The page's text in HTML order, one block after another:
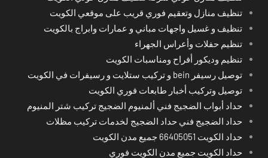
تنظيف منازل وتعقيم فوري قريب على موقعي الكويت
تنظيف و غسيل واجهات مباني و عمارات وابراج بالكويت
تنظيم حفلات وأعراس الجهراء
تنظيم وديكور أفراح ومناسبات الكويت
توصيل رسيفر bein و تركيب ستلايت و رسيفرات في الكويت
توصيل وتركيب أخبار طابعات فوري الكويت
حداد أبواب الضجيج فني ألمنيوم الضجيج تركيب شتر المنيوم
حداد الضجيج فني حداد الضجيج لخدمات تركيب مظلات
حداد الكويت 66405051 جميع مدن الكويت
حداد الكويت جميع مدن الكويت فوري